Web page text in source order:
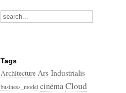
Tags
Architecture Ars-Industrialis
business_model cinémaCloud